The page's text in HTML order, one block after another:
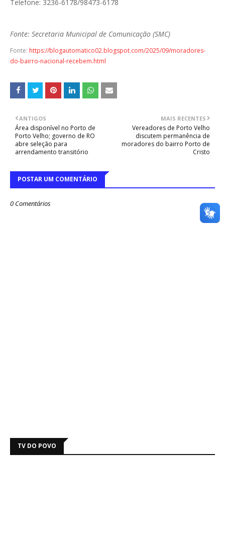
Telefone: 3236-6178/98473-6178
Fonte: Secretaria Municipal de Comunicação (SMC)
Fonte: https://blogautomatico02.blogspot.com/2025/09/moradores-
do-bairro-nacional-recebem.html
MAIS RECENTES
Vereadores de Porto Velho
discutem permanência de
moradores do bairro Porto de
Cristo
ANTIGOS
Área disponível no Porto de
Porto Velho; governo de RO
abre seleção para
arrendamento transitório
POSTAR UM COMENTÁRIO
0 Comentários
TV DO POVO